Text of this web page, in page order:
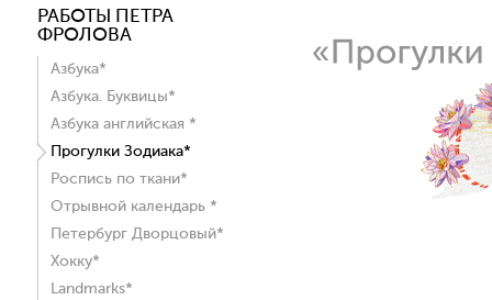
РАБОТЫ ПЕТРА
ФРОЛОВА
Азбука*
Азбука. Буквицы*
Азбука английская *
Прогулки Зодиака*
Роспись по ткани*
Отрывной календарь *
Петербург Дворцовый*
Хокку*
Landmarks*